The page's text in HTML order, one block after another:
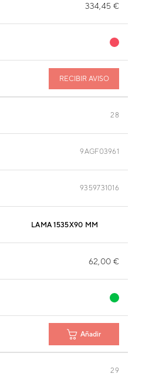
334,45 €
RECIBIR AVISO
28
9AGF03961
9359731016
LAMA 1535X90 MM
62,00 €
Añadir
29